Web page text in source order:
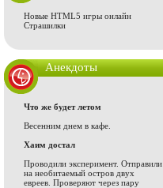
Новые HTML5 игры онлайн
Страшилки
Анекдоты
Что же будет летом
Весенним днем в кафе.
Хаим достал
Проводили эксперимент. Отправили
на необитаемый остров двух
евреев. Проверяют через пару